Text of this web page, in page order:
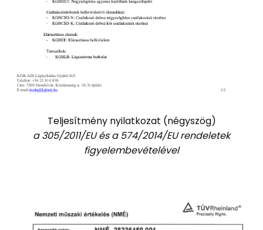
Teljesítmény nyilatkozat (négyszög)
a305/2011/EU és a 574/2014/EU rendeletek
figyelembevételével